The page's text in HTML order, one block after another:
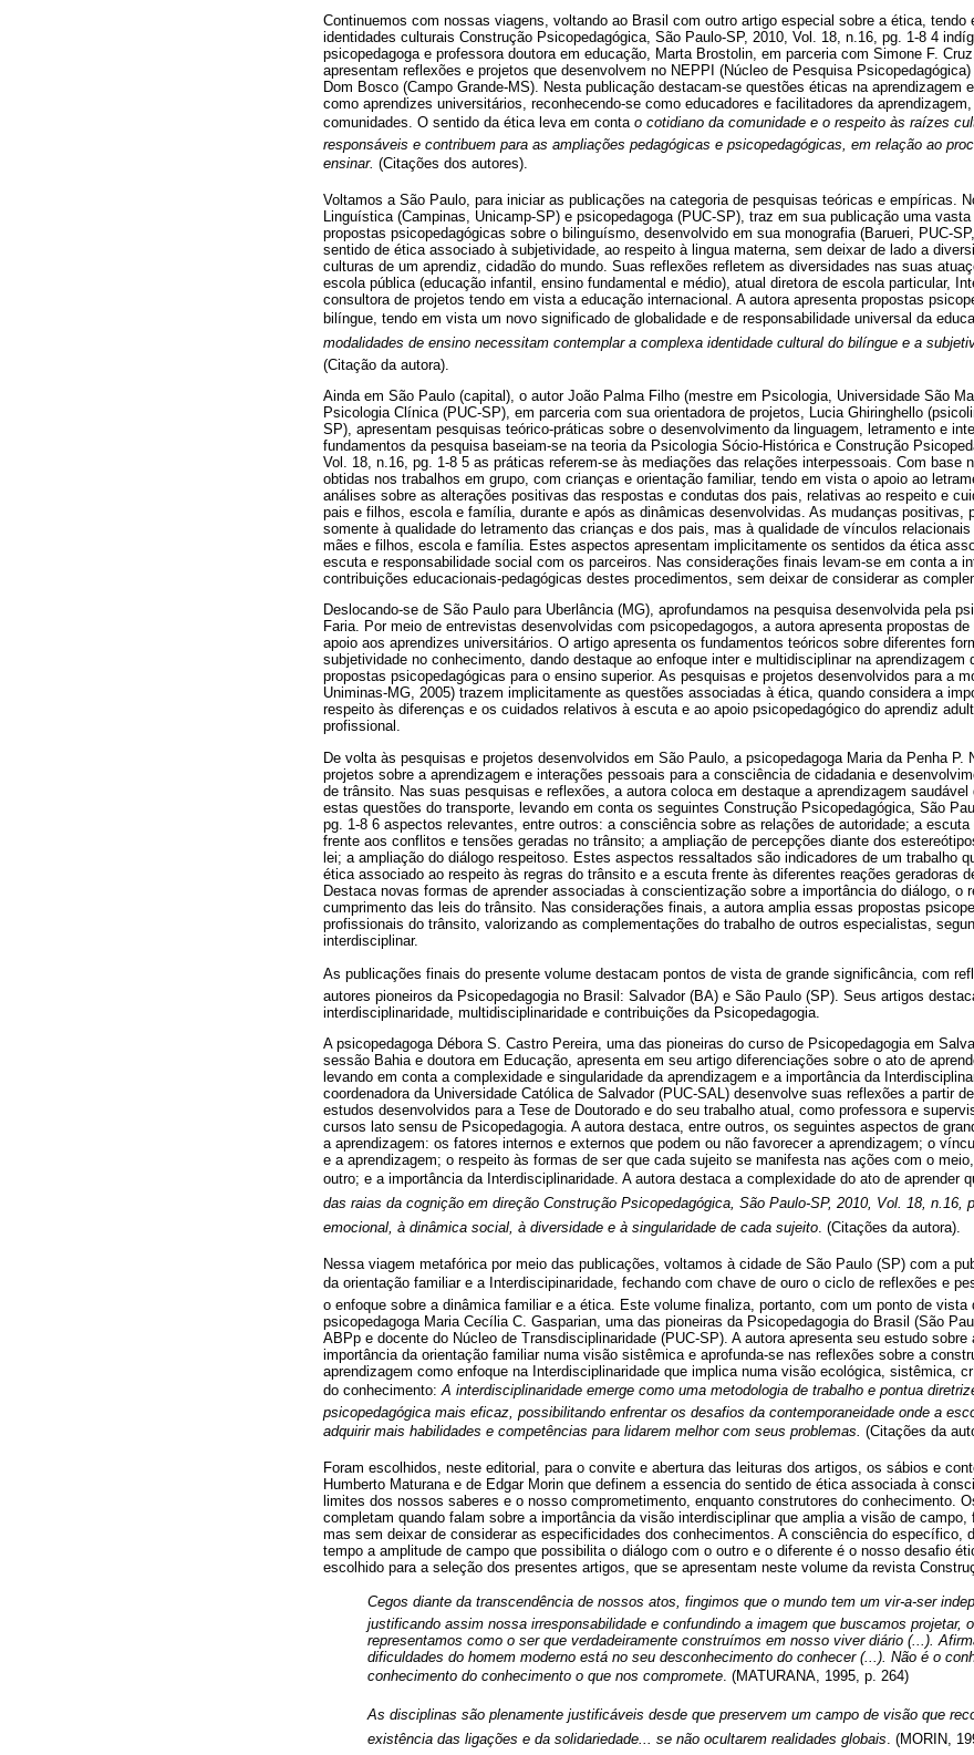
Continuemos com nossas viagens, voltando ao Brasil com outro artigo especial sobre a ética, tendo
identidades culturais Construção Psicopedagógica, São Paulo-SP, 2010, Vol. 18, n.16, pg. 1-8 4
psicopedagoga e professora doutora em educação, Marta Brostolin, em parceria com Simone F.
apresentam reflexões e projetos que desenvolvem no NEPPI (Núcleo de Pesquisa
Dom Bosco (Campo Grande-MS). Nesta publicação destacam-se questões éticas na aprendizagem
como aprendizes universitários, reconhecendo-se como educadores e facilitadores da
comunidades. O sentido da ética leva em conta o cotidiano da comunidade e o respeito às raízes
responsáveis e contribuem para as ampliações pedagógicas e psicopedagógicas, em relação ao
ensinar. (Citações dos autores).
Voltamos a São Paulo, para iniciar as publicações na categoria de pesquisas teóricas e empíricas.
Linguística (Campinas, Unicamp-SP) e psicopedagoga (PUC-SP), traz em sua publicação uma
propostas psicopedagógicas sobre o bilinguísmo, desenvolvido em sua monografia (Barueri, PUC-
sentido de ética associado à subjetividade, ao respeito à lingua materna, sem deixar de lado a
culturas de um aprendiz, cidadão do mundo. Suas reflexões refletem as diversidades nas suas
escola pública (educação infantil, ensino fundamental e médio), atual diretora de escola particular,
consultora de projetos tendo em vista a educação internacional. A autora apresenta propostas
bilíngue, tendo em vista um novo significado de globalidade e de responsabilidade universal da
modalidades de ensino necessitam contemplar a complexa identidade cultural do bilíngue e a
(Citação da autora).
Ainda em São Paulo (capital), o autor João Palma Filho (mestre em Psicologia, Universidade São
Psicologia Clínica (PUC-SP), em parceria com sua orientadora de projetos, Lucia Ghiringhello
SP), apresentam pesquisas teórico-práticas sobre o desenvolvimento da linguagem, letramento e
fundamentos da pesquisa baseiam-se na teoria da Psicologia Sócio-Histórica e Construção
Vol. 18, n.16, pg. 1-8 5 as práticas referem-se às mediações das relações interpessoais. Com base
obtidas nos trabalhos em grupo, com crianças e orientação familiar, tendo em vista o apoio ao
análises sobre as alterações positivas das respostas e condutas dos pais, relativas ao respeito e
pais e filhos, escola e família, durante e após as dinâmicas desenvolvidas. As mudanças positivas,
somente à qualidade do letramento das crianças e dos pais, mas à qualidade de vínculos
mães e filhos, escola e família. Estes aspectos apresentam implicitamente os sentidos da ética
escuta e responsabilidade social com os parceiros. Nas considerações finais levam-se em conta a
contribuições educacionais-pedagógicas destes procedimentos, sem deixar de considerar as
Deslocando-se de São Paulo para Uberlância (MG), aprofundamos na pesquisa desenvolvida pela
Faria. Por meio de entrevistas desenvolvidas com psicopedagogos, a autora apresenta propostas
apoio aos aprendizes universitários. O artigo apresenta os fundamentos teóricos sobre diferentes
subjetividade no conhecimento, dando destaque ao enfoque inter e multidisciplinar na aprendizagem
propostas psicopedagógicas para o ensino superior. As pesquisas e projetos desenvolvidos para a
Uniminas-MG, 2005) trazem implicitamente as questões associadas à ética, quando considera a
respeito às diferenças e os cuidados relativos à escuta e ao apoio psicopedagógico do aprendiz
profissional.
De volta às pesquisas e projetos desenvolvidos em São Paulo, a psicopedagoga Maria da Penha P.
projetos sobre a aprendizagem e interações pessoais para a consciência de cidadania e
de trânsito. Nas suas pesquisas e reflexões, a autora coloca em destaque a aprendizagem
estas questões do transporte, levando em conta os seguintes Construção Psicopedagógica, São
pg. 1-8 6 aspectos relevantes, entre outros: a consciência sobre as relações de autoridade; a
frente aos conflitos e tensões geradas no trânsito; a ampliação de percepções diante dos
lei; a ampliação do diálogo respeitoso. Estes aspectos ressaltados são indicadores de um trabalho
ética associado ao respeito às regras do trânsito e a escuta frente às diferentes reações geradoras
Destaca novas formas de aprender associadas à conscientização sobre a importância do diálogo, o
cumprimento das leis do trânsito. Nas considerações finais, a autora amplia essas propostas
profissionais do trânsito, valorizando as complementações do trabalho de outros especialistas,
interdisciplinar.
As publicações finais do presente volume destacam pontos de vista de grande significância, com
autores pioneiros da Psicopedagogia no Brasil: Salvador (BA) e São Paulo (SP). Seus artigos
interdisciplinaridade, multidisciplinaridade e contribuições da Psicopedagogia.
A psicopedagoga Débora S. Castro Pereira, uma das pioneiras do curso de Psicopedagogia em
sessão Bahia e doutora em Educação, apresenta em seu artigo diferenciações sobre o ato de
levando em conta a complexidade e singularidade da aprendizagem e a importância da
coordenadora da Universidade Católica de Salvador (PUC-SAL) desenvolve suas reflexões a partir
estudos desenvolvidos para a Tese de Doutorado e do seu trabalho atual, como professora e
cursos lato sensu de Psicopedagogia. A autora destaca, entre outros, os seguintes aspectos de
a aprendizagem: os fatores internos e externos que podem ou não favorecer a aprendizagem; o
e a aprendizagem; o respeito às formas de ser que cada sujeito se manifesta nas ações com o
outro; e a importância da Interdisciplinaridade. A autora destaca a complexidade do ato de aprender
das raias da cognição em direção Construção Psicopedagógica, São Paulo-SP, 2010, Vol. 18, n.16,
emocional, à dinâmica social, à diversidade e à singularidade de cada sujeito . (Citações da autora).
Nessa viagem metafórica por meio das publicações, voltamos à cidade de São Paulo (SP) com a
da orientação familiar e a Interdiscipinaridade, fechando com chave de ouro o ciclo de reflexões e
o enfoque sobre a dinâmica familiar e a ética. Este volume finaliza, portanto, com um ponto de vista
psicopedagoga Maria Cecília C. Gasparian, uma das pioneiras da Psicopedagogia do Brasil (São
ABPp e docente do Núcleo de Transdisciplinaridade (PUC-SP). A autora apresenta seu estudo
importância da orientação familiar numa visão sistêmica e aprofunda-se nas reflexões sobre a
aprendizagem como enfoque na Interdisciplinaridade que implica numa visão ecológica, sistêmica,
do conhecimento:A interdisciplinaridade emerge como uma metodologia de trabalho e pontua
psicopedagógica mais eficaz, possibilitando enfrentar os desafios da contemporaneidade onde a
adquirir mais habilidades e competências para lidarem melhor com seus problemas. (Citações da
Foram escolhidos, neste editorial, para o convite e abertura das leituras dos artigos, os sábios e
Humberto Maturana e de Edgar Morin que definem a essencia do sentido de ética associada à
limites dos nossos saberes e o nosso comprometimento, enquanto construtores do conhecimento.
completam quando falam sobre a importância da visão interdisciplinar que amplia a visão de
mas sem deixar de considerar as especificidades dos conhecimentos. A consciência do específico,
tempo a amplitude de campo que possibilita o diálogo com o outro e o diferente é o nosso desafio
escolhido para a seleção dos presentes artigos, que se apresentam neste volume da revista
Cegos diante da transcendência de nossos atos, fingimos que o mundo tem um vir-a-ser
justificando assim nossa irresponsabilidade e confundindo a imagem que buscamos projetar,
representamos como o ser que verdadeiramente construímos em nosso viver diário (...).
dificuldades do homem moderno está no seu desconhecimento do conhecer (...). Não é o
conhecimento do conhecimento o que nos compromete . (MATURANA, 1995, p. 264)
As disciplinas são plenamente justificáveis desde que preservem um campo de visão que
existência das ligações e da solidariedade... se não ocultarem realidades globais. (MORIN,